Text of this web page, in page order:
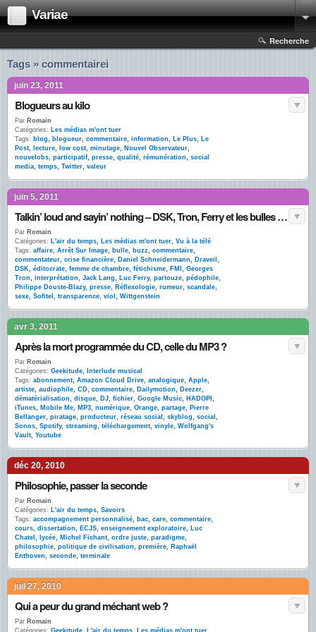
Variae
Recherche
Tags » commentairei
juin 23, 2011
Blogueurs au kilo
Par Romain
Catégories: Les médias m'ont tuer
Tags: blog, blogueur, commentaire, information, Le Plus, Le
Post, lecture, low cost, minutage, Nouvel Observateur,
nouvelobs, participatif, presse, qualité, rémunération, social
media, temps, Twitter, valeur
juin 5, 2011
Talkin’ loud and sayin’ nothing – DSK, Tron, Ferry et les bulles de commentaires
Par Romain
Catégories: L'air du temps, Les médias m'ont tuer, Vu à la télé
Tags: affaire, Arrêt Sur Image, bulle, buzz, commentaire,
commentateur, crise financière, Daniel Schneidermann, Draveil ,
DSK, éditocrate, femme de chambre, fétichisme, FMI , Georges
Tron, interprétation, Jack Lang, Luc Ferry, partouze, pédophile,
Philippe Douste-Blazy, presse, Réflexologie, rumeur, scandale,
sexe, Sofitel , transparence, viol , Wittgenstein
avr 3, 2011
Après la mort programmée du CD, celle du MP3 ?
Par Romain
Catégories: Geekitude,
Interlude musical
Tags: abonnement, Amazon Cloud Drive, analogique, Apple,
artiste, audiophile, CD, commentaire, Dailymotion, Deezer,
dématérialisation, disque, DJ, fichier, Google Music, HADOPI ,
iTunes, Mobile Me, MP3, numérique, Orange, partage, Pierre
Bellanger, piratage, producteur, réseau social , skyblog, social ,
Sonos, Spotify, streaming, téléchargement, vinyle, Wolfgang's
Vault, Youtube
déc 20, 2010
Philosophie, passer la seconde
Par Romain
Catégories: L'air du temps, Savoirs
Tags: accompagnement personnalisé, bac, care, commentaire,
cours, dissertation, ECJS, enseignement exploratoire, Luc
Chatel , lycée, Michel Fichant, ordre juste, paradigme,
philosophie, politique de civilisation, première, Raphaël
Enthoven, seconde, terminale
juil 27, 2010
Qui a peur du grand méchant web ?
Par Romain
Catégories: Geekitude L'air du temps Les médias m'ont tuer